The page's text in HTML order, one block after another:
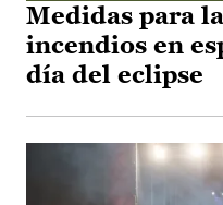
Medidas para
incendios en
día del eclipse